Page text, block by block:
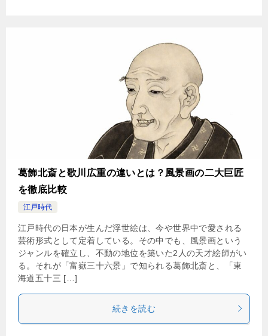
葛飾北斎と歌川広重の違いとは？風景画の二大巨匠
を徹底比較
江戸時代
江戸時代の日本が生んだ浮世絵は、今や世界中で愛される
芸術形式として定着している。その中でも、風景画という
ジャンルを確立し、不動の地位を築いた2人の天才絵師がい
る。それが「富嶽三十六景」で知られる葛飾北斎と、「東
海道五十三 […]
続きを読む